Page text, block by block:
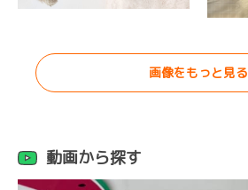
画像をもっと見る
動画から探す